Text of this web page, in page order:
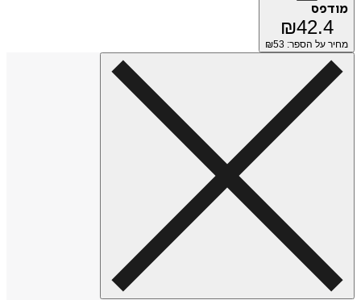
מודפס
₪42.4
מחיר על הספר: ₪ 53